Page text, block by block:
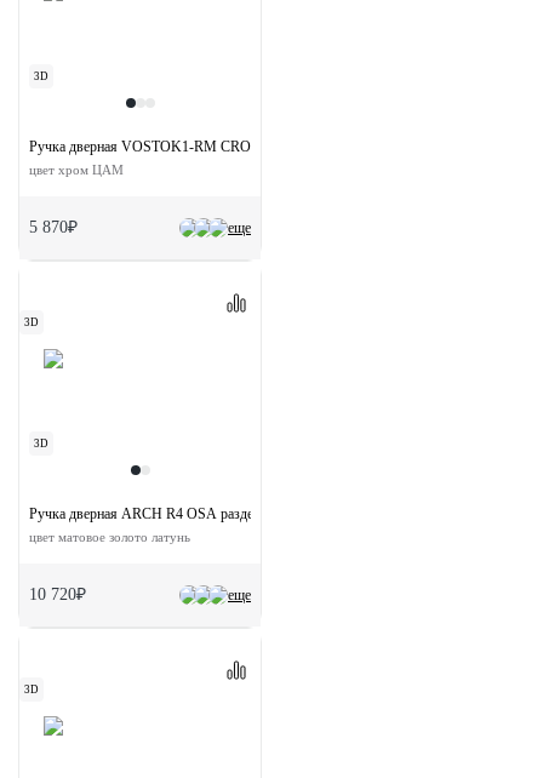
3D
еще
Ручка дверная VOSTOK1-RM CRO раздельная без розетки
цвет хром ЦАМ
5 870₽
3D
3D
еще
Ручка дверная ARCH R4 OSA раздельная на круглой розетке
цвет матовое золото латунь
10 720₽
3D